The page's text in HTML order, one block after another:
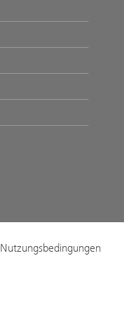
Nutzungsbedingungen